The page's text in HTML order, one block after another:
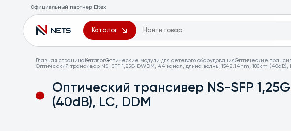
Официальный партнер Eltex
Каталог
Главная страницаКаталогОптические модули для сетевого оборудованияОптические
Оптический трансивер NS-SFP 1,25G DWDM, 44 канал, длина волны 1542.14nm, 180km (40dB),
Оптический трансивер NS-SFP
(40dB), LC, DDM